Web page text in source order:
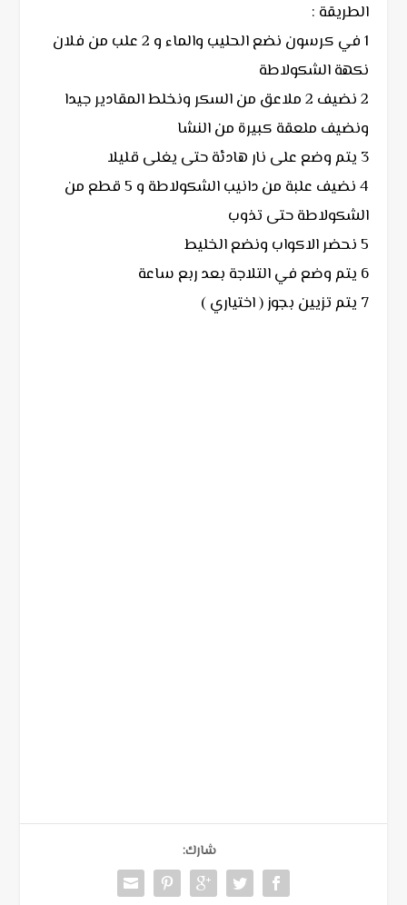
الطريقة :
1 في كرسون نضع الحليب والماء و 2 علب من فلان
نكهة الشكولاطة
2 نضيف 2 ملاعق من السكر ونخلط المقادير جيدا
ونضيف ملعقة كبيرة من النشا
3 يتم وضع على نار هادئة حتى يغلى قليلا
4 نضيف علبة من دانيب الشكولاطة و 5 قطع من
الشكولاطة حتى تذوب
5 نحضر الاكواب ونضع الخليط
6 يتم وضع في التلاجة بعد ربع ساعة
7 يتم تزيين بجوز ( اختياري )
شارك: